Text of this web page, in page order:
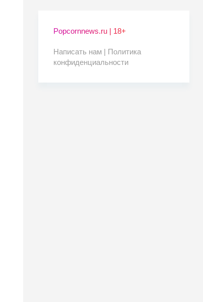
Popcornnews.ru | 18+
Написать нам | Политика
конфиденциальности